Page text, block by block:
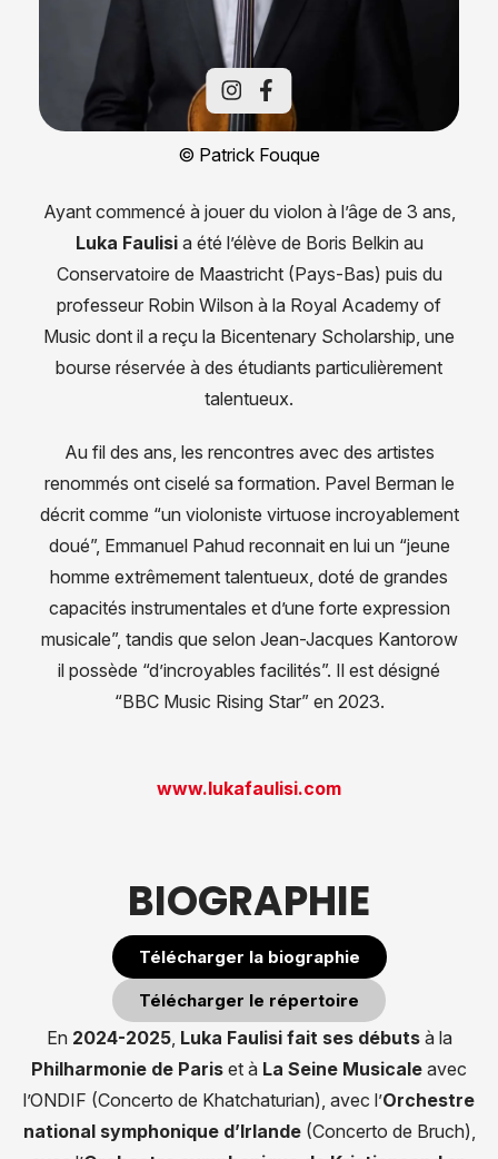
© Patrick Fouque
Ayant commencé à jouer du violon à l’âge de 3 ans,
Luka Faulisia été l’élève de Boris Belkin au
Conservatoire de Maastricht (Pays-Bas) puis du
professeur Robin Wilson à la Royal Academy of
Music dont il a reçu la Bicentenary Scholarship, une
bourse réservée à des étudiants particulièrement
talentueux.
Au fil des ans, les rencontres avec des artistes
renommés ont ciselé sa formation. Pavel Berman le
décrit comme “un violoniste virtuose incroyablement
doué”, Emmanuel Pahud reconnait en lui un “jeune
homme extrêmement talentueux, doté de grandes
capacités instrumentales et d’une forte expression
musicale”, tandis que selon Jean-Jacques Kantorow
il possède “d’incroyables facilités”. Il est désigné
“BBC Music Rising Star” en 2023.
www.lukafaulisi.com
BIOGRAPHIE
Télécharger la biographie
Télécharger le répertoire
En 2024-2025, Luka Faulisi fait ses débutsà la
Philharmonie de Paris et à La Seine Musicale avec
l’ONDIF (Concerto de Khatchaturian), avec l’Orchestre
national symphonique d’Irlande(Concerto de Bruch),